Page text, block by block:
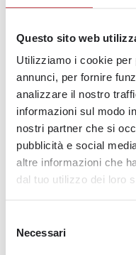
Questo sito web
Utilizziamo i cookie per
annunci, per fornire
analizzare il nostro
informazioni sul modo
nostri partner che si
pubblicità e social
altre informazioni che
dal tuo utilizzo dei loro
delNecessari
anche il proprio
partnership con
una cultura del
Con headquarter a
realtà solida e
capillare in Emilia-
particolare a Milano –
in Veneto e Friuli-
Gruppo e ne rafforza il